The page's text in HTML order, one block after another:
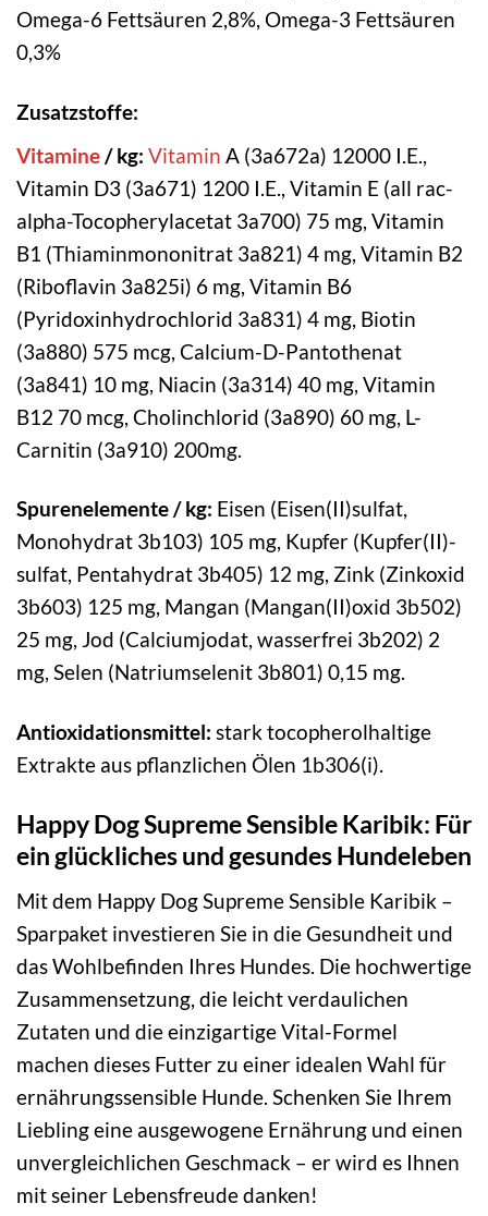
Omega-6 Fettsäuren 2,8%, Omega-3 Fettsäuren
0,3%
Zusatzstoffe:
Vitamine / kg: Vitamin A (3a672a) 12000 I.E.,
Vitamin D3 (3a671) 1200 I.E., Vitamin E (all rac-
alpha-Tocopherylacetat 3a700) 75 mg, Vitamin
B1 (Thiaminmononitrat 3a821) 4 mg, Vitamin B2
(Riboflavin 3a825i) 6 mg, Vitamin B6
(Pyridoxinhydrochlorid 3a831) 4 mg, Biotin
(3a880) 575 mcg, Calcium-D-Pantothenat
(3a841) 10 mg, Niacin (3a314) 40 mg, Vitamin
B12 70 mcg, Cholinchlorid (3a890) 60 mg, L-
Carnitin (3a910) 200mg.
Spurenelemente / kg: Eisen (Eisen(II)sulfat,
Monohydrat 3b103) 105 mg, Kupfer (Kupfer(II)-
sulfat, Pentahydrat 3b405) 12 mg, Zink (Zinkoxid
3b603) 125 mg, Mangan (Mangan(II)oxid 3b502)
25 mg, Jod (Calciumjodat, wasserfrei 3b202) 2
mg, Selen (Natriumselenit 3b801) 0,15 mg.
Antioxidationsmittel: stark tocopherolhaltige
Extrakte aus pflanzlichen Ölen 1b306(i).
Happy Dog Supreme Sensible Karibik: Für
ein glückliches und gesundes Hundeleben
Mit dem Happy Dog Supreme Sensible Karibik –
Sparpaket investieren Sie in die Gesundheit und
das Wohlbefinden Ihres Hundes. Die hochwertige
Zusammensetzung, die leicht verdaulichen
Zutaten und die einzigartige Vital-Formel
machen dieses Futter zu einer idealen Wahl für
ernährungssensible Hunde. Schenken Sie Ihrem
Liebling eine ausgewogene Ernährung und einen
unvergleichlichen Geschmack – er wird es Ihnen
mit seiner Lebensfreude danken!